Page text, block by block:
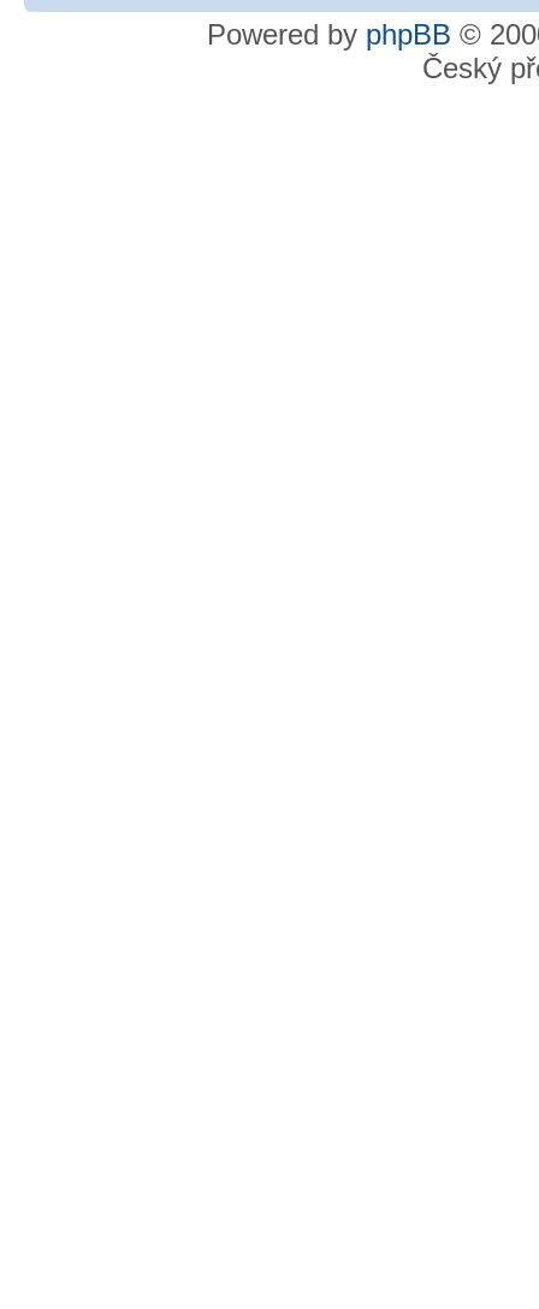
Powered by phpBB ©
Český